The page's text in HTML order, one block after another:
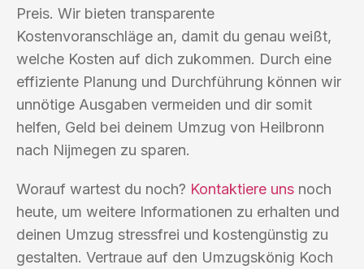
Preis. Wir bieten transparente
Kostenvoranschläge an, damit du genau weißt,
welche Kosten auf dich zukommen. Durch eine
effiziente Planung und Durchführung können wir
unnötige Ausgaben vermeiden und dir somit
helfen, Geld bei deinem Umzug von Heilbronn
nach Nijmegen zu sparen.
Worauf wartest du noch? Kontaktiere uns noch
heute, um weitere Informationen zu erhalten und
deinen Umzug stressfrei und kostengünstig zu
gestalten. Vertraue auf den Umzugskönig Koch